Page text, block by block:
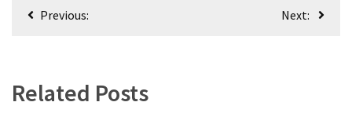
Nawigacja
Previous: Next:
Related Posts